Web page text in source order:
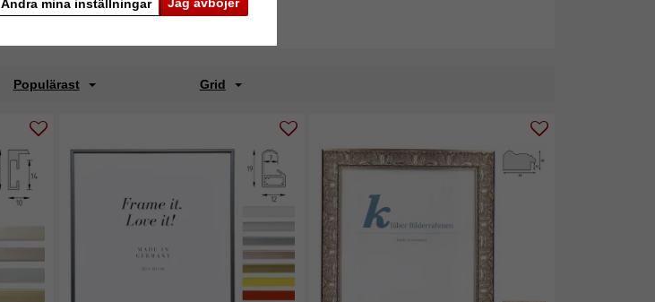
Jag avböjer
Ändra mina inställningar
Baksida med stöd
Populärast Grid